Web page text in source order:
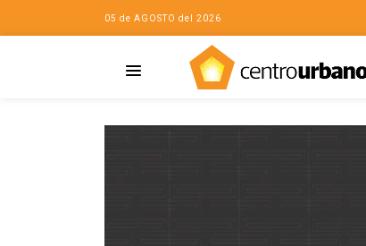
05 de AGOSTO del 2026